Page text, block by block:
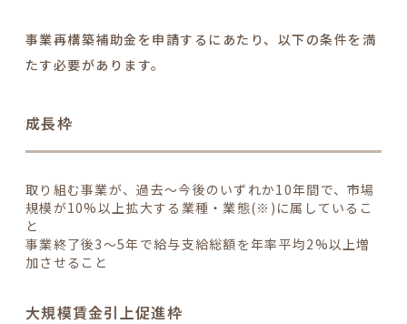
事業再構築補助金を申請するにあたり、以下の条件を満
たす必要があります。
成長枠
取り組む事業が、過去～今後のいずれか10年間で、市場
規模が10%以上拡大する業種・業態(※)に属している こ
と
事業終了後3～5年で給与支給総額を年率平均2%以上増
加させること
大規模賃金引上促進枠